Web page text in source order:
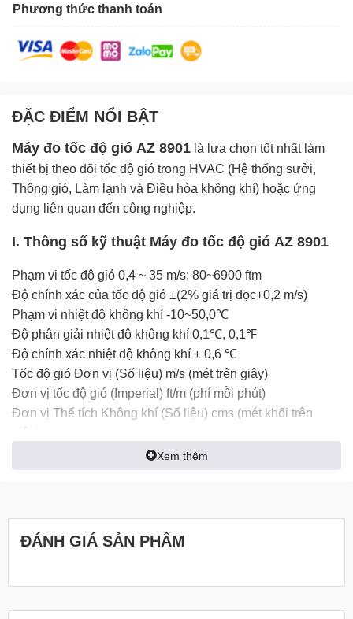
Phương thức thanh toán
ĐẶC ĐIỂM NỔI BẬT
Máy đo tốc độ gió AZ 8901 là lựa chọn tốt nhất làm
thiết bị theo dõi tốc độ gió trong HVAC (Hệ thống sưởi,
Thông gió, Làm lạnh và Điều hòa không khí) hoặc ứng
dụng liên quan đến công nghiệp.
I. Thông số kỹ thuật Máy đo tốc độ gió AZ 8901
Phạm vi tốc độ gió 0,4 ~ 35 m/s; 80~6900 ftm
Độ chính xác của tốc độ gió ±(2% giá trị đọc+0,2 m/s)
Phạm vi nhiệt độ không khí -10~50,0℃
Độ phân giải nhiệt độ không khí 0,1℃, 0,1℉
Độ chính xác nhiệt độ không khí ± 0,6 ℃
Tốc độ gió Đơn vị (Số liệu) m/s (mét trên giây)
Đơn vị tốc độ gió (Imperial) ft/m (phí mỗi phút)
Đơn vị Thể tích Không khí (Số liệu) cms (mét khối trên
giây)
Thể tích không khí Đơn vị (Imperial) cfm (mét khối trên
phút)
Hiển thị thể tích không khí 0~99999 m3/s
Độ phân giải âm lượng không khí 0,1 (0~9999,9) hoặc 1
Kích thước LCD 42(L) * 37(W) mm
Nhiệt độ hoạt động 0~50℃
Xem thêm
ĐÁNH GIÁ SẢN PHẨM